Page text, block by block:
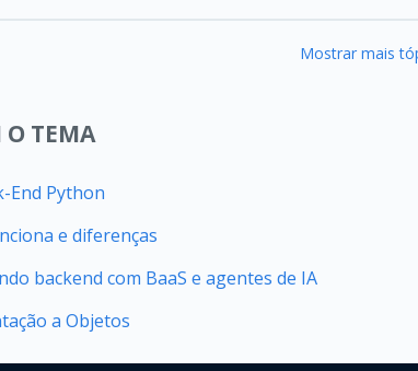
Mostrar mais
O TEMA
End Python
e diferenças
backend com BaaS e agentes de IA
a Objetos